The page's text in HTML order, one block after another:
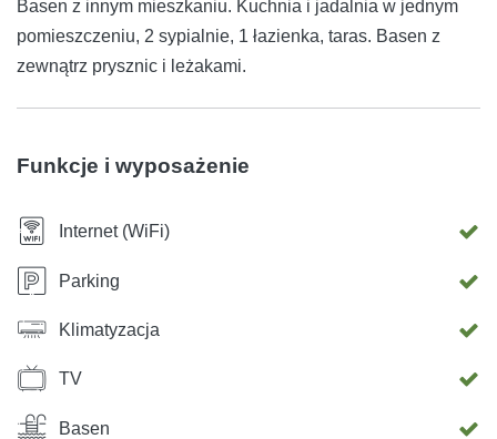
Basen z innym mieszkaniu. Kuchnia i jadalnia w jednym
pomieszczeniu, 2 sypialnie, 1 łazienka, taras. Basen z
zewnątrz prysznic i leżakami.
Funkcje i wyposażenie
Internet (WiFi)
Parking
Klimatyzacja
TV
Basen